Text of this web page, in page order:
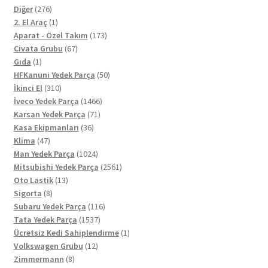
Diğer 276276
ürün
2. El Araç 11
ürün
Aparat - Özel Takım 173173
Civata Grubu 6767
Gıda 11
ürün
HFKanuni Yedek Parça 5050
İkinci El 310310
ürün
İveco Yedek Parça 14661466
ürün
Karsan Yedek Parça 7171
Kasa Ekipmanları 3636
Klima 4747
ürün
Man Yedek Parça 10241024
ürün
Mitsubishi Yedek Parça 25612561
Oto Lastik 1313
Sigorta 88
ürün
Subaru Yedek Parça 116116
Tata Yedek Parça 15371537
ürün
Ücretsiz Kedi Sahiplendirme 11
Volkswagen Grubu 1212
Zimmermann 88